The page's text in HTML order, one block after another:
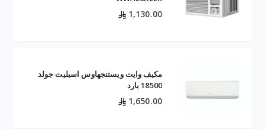
1,130.00
مكيف وايت ويستنجهاوس اسبليت جولد
18500 بارد
1,650.00